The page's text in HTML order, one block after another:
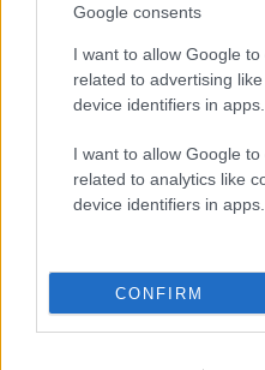
Google consents
I want to allow Google
related to advertising
device identifiers in apps.
I want to allow Google
related to analytics like
device identifiers in apps.
CONFIRM
"Οι πελάτες
νέα
εκπληκτικής
ανυπομονούμε να
χέρια ανά τον
Παρασκευή"
3 εκατομμύρια πωλήσεις
πούλησε τις πρώτες τρεις